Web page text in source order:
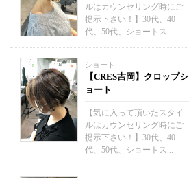
ルはカウンセリング時にご
提示下さい！】30代、40
代、50代、ショートス...
ショート
【CRES吉岡】クロップシ
ョート
【気に入って頂いたスタイ
ルはカウンセリング時にご
提示下さい！】30代、40
代、50代、ショートス...